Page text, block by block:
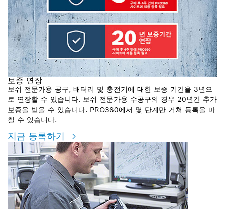
보증 연장
보쉬 전문가용 공구, 배터리 및 충전기에 대한 보증 기간을 3년으
로 연장할 수 있습니다. 보쉬 전문가용 수공구의 경우 20년간 추가
보증을 받을 수 있습니다. PRO360에서 몇 단계만 거쳐 등록을 마
칠 수 있습니다.
지금 등록하기